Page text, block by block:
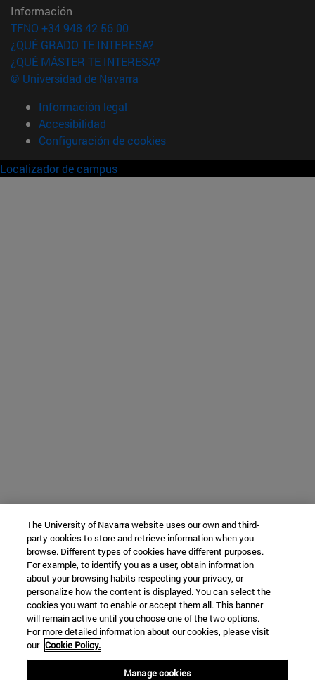
Información
TFNO +34 948 42 56 00
¿QUÉ GRADO TE INTERESA?
¿QUÉ MÁSTER TE INTERESA?
© Universidad de Navarra
Información legal
Accesibilidad
Configuración de cookies
Localizador de campus
The University of Navarra website uses our own and third-
party cookies to store and retrieve information when you
browse. Different types of cookies have different purposes.
For example, to identify you as a user, obtain information
about your browsing habits respecting your privacy, or
personalize how the content is displayed. You can select the
cookies you want to enable or accept them all. This banner
will remain active until you choose one of the two options.
For more detailed information about our cookies, please visit
our Cookie Policy.
Manage cookies